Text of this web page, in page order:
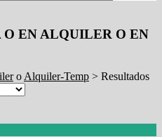
O EN ALQUILER O EN
oAlquiler-Temp > Resultados